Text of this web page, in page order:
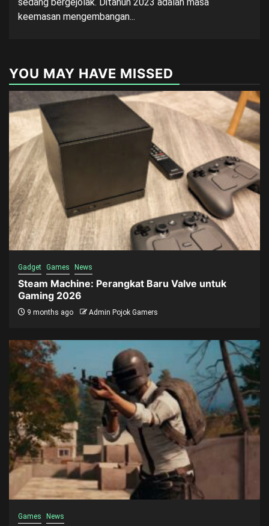
keemasan mengembangan...
YOU MAY HAVE MISSED
Gadget Games News
Steam Machine: Perangkat Baru Valve untuk
Gaming 2026
9 months ago Admin Pojok Gamers
Games News